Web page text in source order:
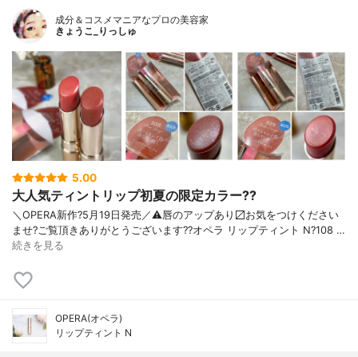
成分＆コスメマニアなプロの美容家
きょうこ_りっしゅ
5.00
大人気ティントリップ初夏の限定カラー??
＼OPERA新作?5月19日発売／ ⚠️唇のアップあり〼 お気をつけください
ませ? ご覧頂きありがとうございます? ?オペラ リップティント N ?108 …
続きを見る
OPERA(オペラ)
リップティント N